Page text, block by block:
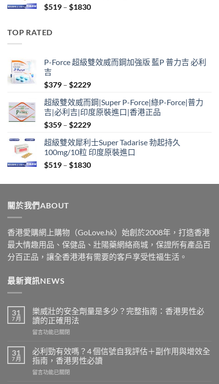
$2129
$519 – $1830Price
TOP RATED
P-Force 超級雙效威而鋼加強版 藍P 普力吉 必利
吉
$379 – $2229Price
$379
through
$2229
超級雙效威而鋼|Super P-Force|綠P-Force|普力
吉|必利吉|印度原裝進口|香港正品
$359 – $2229Price
$359
through
$2229
超級雙效犀利士Super Tadarise 勃起持久
100mg/10粒 印度原裝進口
$519 – $1830Price
$519
關於我們ABOUT
香港愛購網上購物（GoLove.hk）始創於2008年，打造香港
最大情趣用品、保健品、壯陽藥網絡商城，保證所有產品百
分百正品，讓全香港港有需要的客戶享受性福生活。
最新資訊NEWS
31
7 月
樂威壯的安全劑量是多少？完整指南：香港男性必
讀的正確用法
在
威
壯
的
安
留言功能已關閉
31
7 月
必利勁有效嗎？4 個信號自我評估＋副作用與增效全
指南，香港男性必讀
在
留言功能已關閉